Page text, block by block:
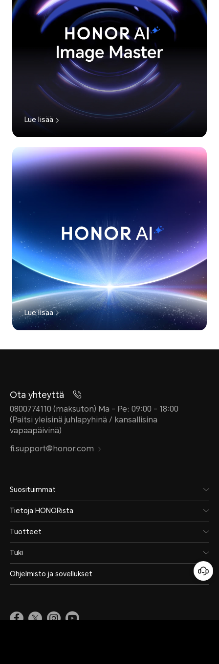
Lue lisää
Lue lisää
Ota yhteyttä
0800774110 (maksuton) Ma - Pe: 09:00 - 18:00
(Paitsi yleisinä juhlapyhinä / kansallisina
vapaapäivinä)
fi.support@honor.com
Suosituimmat
Tietoja HONORista
Tuotteet
Tuki
Ohjelmisto ja sovellukset